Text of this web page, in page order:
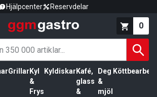
Hjälpcenter Reservdelar
0
Grillar Kyl
&
Frys
Kyldiskar Kafé,
glass
&
Deg
&
mjöl